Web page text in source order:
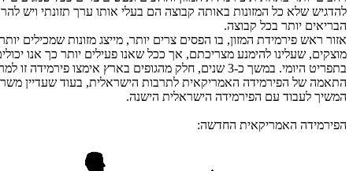
להדגיש שלא כל המזונות באותה קבוצה הם בעלי אותו ערך תזונתי ויש
הבריאים יותר בכל קבוצה.
אזור ראש פירמידת המזון, בו הפסים צרים יותר, מייצג מזונות שמכילים
מוצקים, שעלינו להימנע מצריכתם, אך ככל שאנו פעילים יותר כך אנו
בתפריט היומי. במשך כ-3 שנים, חלק מהגופים בארץ אימצו
התאמה של הפירמידה האמריקאית לתרבות הישראלית, בעוד שעדיין
המשיך לעבוד עם הפירמידה הישראלית הישנה.
הפירמידה האמריקאית החדשה: